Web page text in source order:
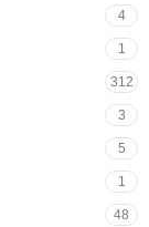
4
1
312
3
5
1
48